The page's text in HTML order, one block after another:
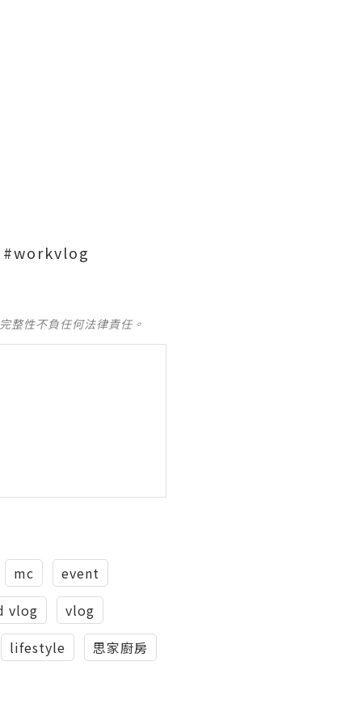
#workvlog
整性不負任何法律責任。
mc
event
vlog
vlog
lifestyle
思家廚房